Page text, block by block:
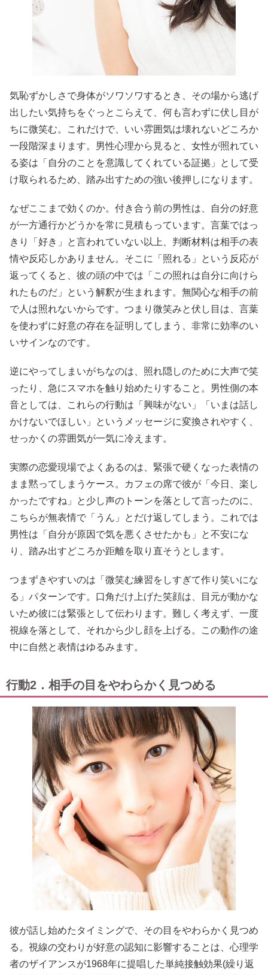
気恥ずかしさで身体がソワソワするとき、その場から逃げ
出したい気持ちをぐっとこらえて、何も言わずに伏し目が
ちに微笑む。これだけで、いい雰囲気は壊れないどころか
一段階深まります。男性心理から見ると、女性が照れてい
る姿は「自分のことを意識してくれている証拠」として受
け取られるため、踏み出すための強い後押しになります。
なぜここまで効くのか。付き合う前の男性は、自分の好意
が一方通行かどうかを常に見積もっています。言葉ではっ
きり「好き」と言われていない以上、判断材料は相手の表
情や反応しかありません。そこに「照れる」という反応が
返ってくると、彼の頭の中では「この照れは自分に向けら
れたものだ」という解釈が生まれます。無関心な相手の前
で人は照れないからです。つまり微笑みと伏し目は、言葉
を使わずに好意の存在を証明してしまう、非常に効率のい
いサインなのです。
逆にやってしまいがちなのは、照れ隠しのために大声で笑
ったり、急にスマホを触り始めたりすること。男性側の本
音としては、これらの行動は「興味がない」「いまは話し
かけないでほしい」というメッセージに変換されやすく、
せっかくの雰囲気が一気に冷えます。
実際の恋愛現場でよくあるのは、緊張で硬くなった表情の
まま黙ってしまうケース。カフェの席で彼が「今日、楽し
かったですね」と少し声のトーンを落として言ったのに、
こちらが無表情で「うん」とだけ返してしまう。これでは
男性は「自分が原因で気を悪くさせたかも」と不安にな
り、踏み出すどころか距離を取り直そうとします。
つまずきやすいのは「微笑む練習をしすぎて作り笑いにな
る」パターンです。口角だけ上げた笑顔は、目元が動かな
いため彼には緊張として伝わります。難しく考えず、一度
視線を落として、それから少し顔を上げる。この動作の途
中に自然と表情はゆるみます。
行動2．相手の目をやわらかく見つめる
彼が話し始めたタイミングで、その目をやわらかく見つめ
る。視線の交わりが好意の認知に影響することは、心理学
者のザイアンスが1968年に提唱した単純接触効果(繰り返